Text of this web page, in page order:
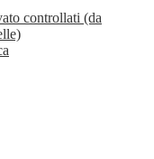
controllati (da